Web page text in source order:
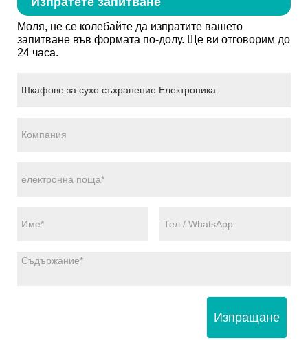
Моля, не се колебайте да изпратите вашето
запитване във формата по-долу. Ще ви отговорим до
24 часа.
Изпращане